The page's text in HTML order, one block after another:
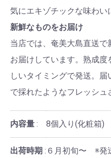
気にエキゾチックな味わい
新鮮なものをお届け
当店では、奄美大島直送
お届けしています。熟成
しいタイミングで発送。
で採れたようなフレッシュ
内容量 8個入り(化粧箱)
出荷時期
６月初旬〜 ※発